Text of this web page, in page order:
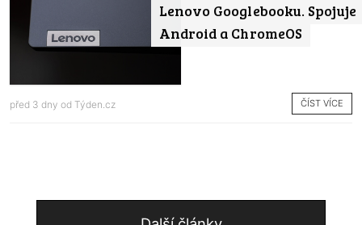
Lenovo Googlebooku. Spojuje
Android a ChromeOS
před 3 dny od Týden.cz ČÍST VÍCE